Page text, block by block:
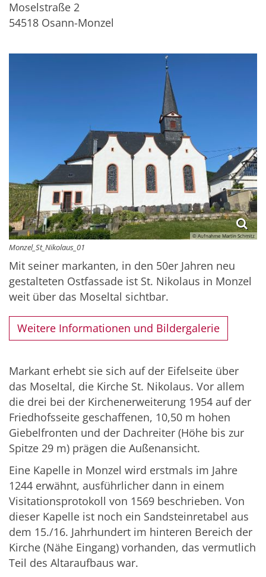
Moselstraße 2
54518 Osann-Monzel
© Aufnahme Martin Schmitz
Monzel_St_Nikolaus_01
Mit seiner markanten, in den 50er Jahren neu
gestalteten Ostfassade ist St. Nikolaus in Monzel
weit über das Moseltal sichtbar.
Weitere Informationen und Bildergalerie
Markant erhebt sie sich auf der Eifelseite über
das Moseltal, die Kirche St. Nikolaus. Vor allem
die drei bei der Kirchenerweiterung 1954 auf der
Friedhofsseite geschaffenen, 10,50 m hohen
Giebelfronten und der Dachreiter (Höhe bis zur
Spitze 29 m) prägen die Außenansicht.
Eine Kapelle in Monzel wird erstmals im Jahre
1244 erwähnt, ausführlicher dann in einem
Visitationsprotokoll von 1569 beschrieben. Von
dieser Kapelle ist noch ein Sandsteinretabel aus
dem 15./16. Jahrhundert im hinteren Bereich der
Kirche (Nähe Eingang) vorhanden, das vermutlich
Teil des Altaraufbaus war.